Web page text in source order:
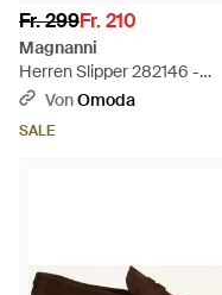
Fr. 299Fr. 210
Magnanni
Herren Slipper 282146 -
Schwarz
VonOmoda
SALE